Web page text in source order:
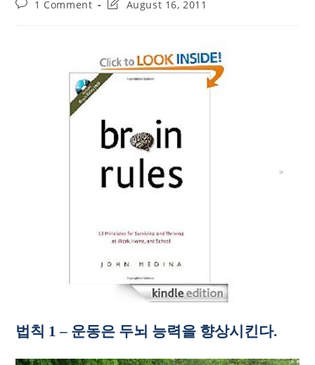
Post1 Comment
PostAugust 16, 2011
>
법칙 1 – 운동은 두뇌 능력을 향상시킨다.